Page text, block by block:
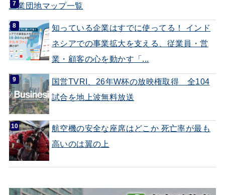
工業団地マップ一覧
知っている企業はすでに使ってる！ インド
ネシアでの事業拡大を支える、従業員・営
業・顧客の心を動かす「...
国営TVRI、26年W杯の放映権取得 全104
試合を地上波無料放送
航空機の安全な座席はどこか 死亡率が最も
高いのは翼の上